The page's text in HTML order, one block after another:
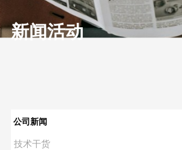
新闻活动
公司新闻
技术干货